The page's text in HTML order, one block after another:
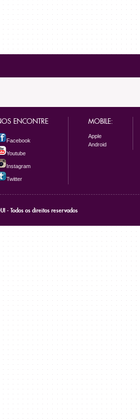
ENCONTRE
Facebook
Youtube
Instagram
Twitter
MOBILE:
Apple
Android
- Todos os direitos reservados